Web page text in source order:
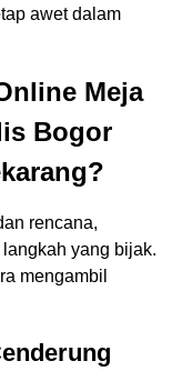
awet dalam
Meja
Bogor
rencana,
yang bijak.
mengambil